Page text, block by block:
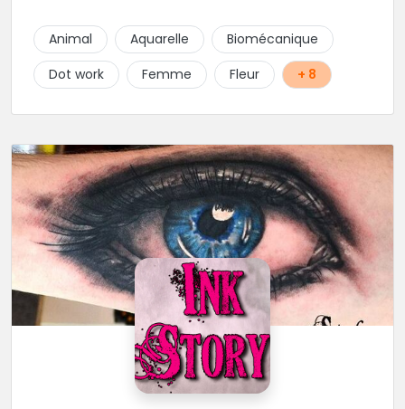
Joignable par SMS pour toutes demande de RDV
Animal Aquarelle
Biomécanique
Dot work
Femme Fleur + 8